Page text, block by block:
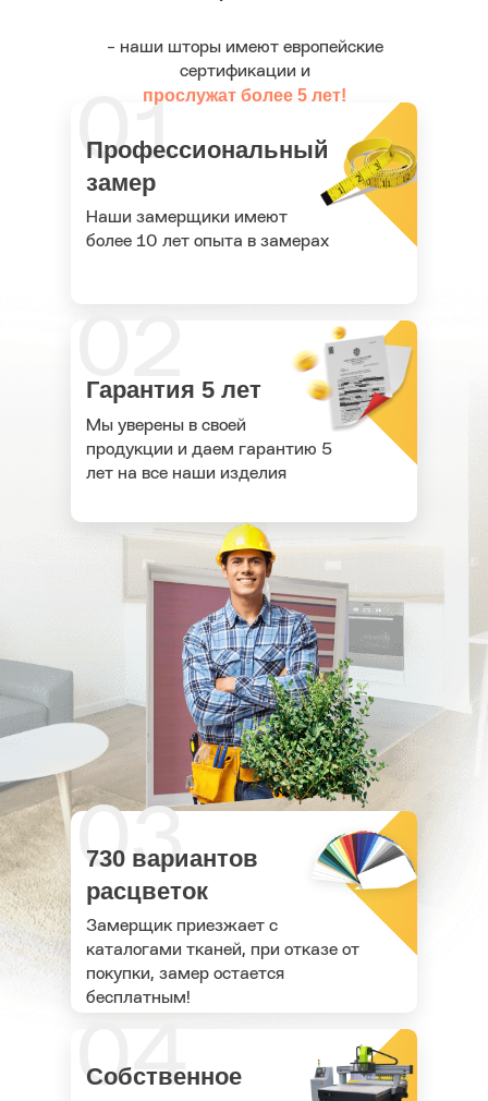
01
- наши шторы имеют европейские
сертификации и
прослужат более 5 лет!
Профессиональный
замер
Наши замерщики имеют
более 10 лет опыта в замерах
Гарантия 5 лет
Мы уверены в своей
продукции и даем гарантию 5
лет на все наши изделия
03
730 вариантов
расцветок
Замерщик приезжает с
каталогами тканей, при отказе от
покупки, замер остается
бесплатным!
04
Собственное